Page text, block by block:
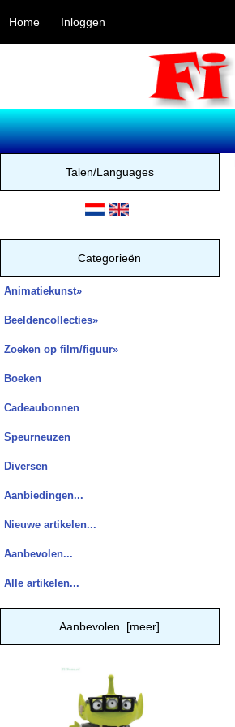
Home Inloggen
Talen/Languages
Categorieën
Animatiekunst»
Beeldencollecties»
Zoeken op film/figuur»
Boeken
Cadeaubonnen
Speurneuzen
Diversen
Aanbiedingen...
Nieuwe artikelen...
Aanbevolen...
Alle artikelen...
Aanbevolen [meer]